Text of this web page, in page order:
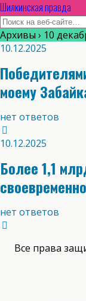
Шилкинская правда
Архивы › 10
10.12.2025
моему
нет ответов
10.12.2025
Более 1,1
нет ответов
Все права